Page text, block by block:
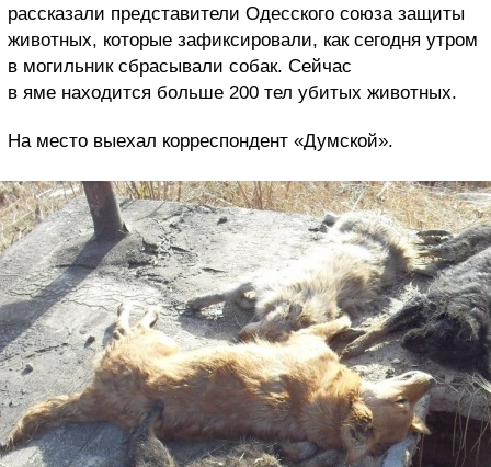
рассказали представители Одесского союза защиты
животных, которые зафиксировали, как сегодня утром
в могильник сбрасывали собак. Сейчас
в яме находится больше 200 тел убитых животных.
На место выехал корреспондент «Думской».